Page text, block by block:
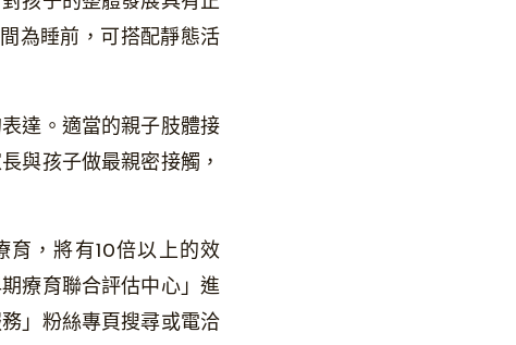
為睡前，可搭配靜態活
達。適當的親子肢體接
與孩子做最親密接觸，
育，將有10倍以上的效
療育聯合評估中心」進
」粉絲專頁搜尋或電洽